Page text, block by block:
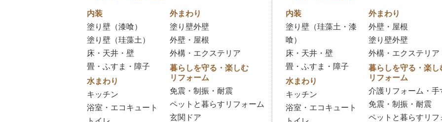
内装
塗り壁（漆喰）
塗り壁（珪藻土）
床・天井・壁
畳・ふすま・障子
水まわり
キッチン
浴室・エコキュート
外まわり
塗り壁外壁
外壁・屋根
外構・エクステリア
暮らしを守る・楽しむ
リフォーム
免震・制振・耐震
ペットと暮らすリフォーム
玄関ドア
内装
塗り壁（珪藻土・漆
喰）
床・天井・壁
畳・ふすま・障子
水まわり
キッチン
浴室・エコキュート
外まわり
外壁・屋根
塗り壁外壁
外構・エクステリア
暮らしを守る・楽し
リフォーム
介護リフォーム・手
免震・制振・耐震
ペットと暮らすリフ